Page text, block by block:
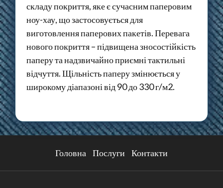
складу покриття, яке є сучасним паперовим
ноу-хау, що застосовується для
виготовлення паперових пакетів. Перевага
нового покриття – підвищена зносостійкість
паперу та надзвичайно приємні тактильні
відчуття. Щільність паперу змінюється у
широкому діапазоні від 90 до 330 г/м2.
Головна Послуги Контакти